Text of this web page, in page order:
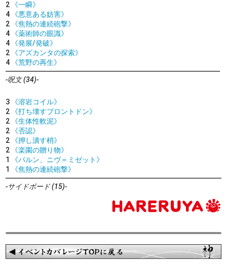
2
《一瞬》
4
《悪意ある妨害》
2
《焦熱の連続砲撃》
4
《薬術師の眼識》
4
《発展/発破》
2
《アズカンタの探索》
4
《荒野の再生》
-呪文 (34)-
3
《溶岩コイル》
2
《打ち壊すブロントドン》
2
《生体性軟泥》
2
《否認》
2
《押し潰す梢》
2
《楽園の贈り物》
1
《パルン、ニヴ＝ミゼット》
1
《焦熱の連続砲撃》
-サイドボード (15)-